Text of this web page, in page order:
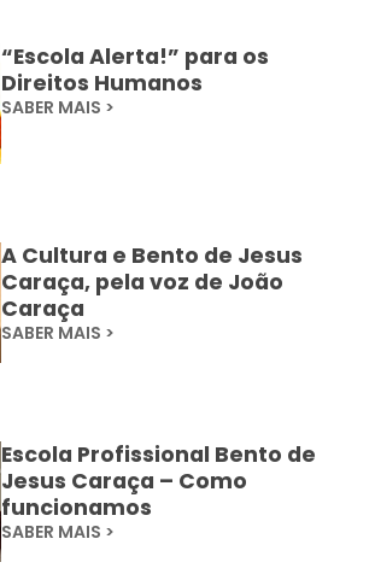
“Escola Alerta!” para os
Direitos Humanos
SABER MAIS >
A Cultura e Bento de Jesus
Caraça, pela voz de João
Caraça
SABER MAIS >
Escola Profissional Bento de
Jesus Caraça – Como
funcionamos
SABER MAIS >